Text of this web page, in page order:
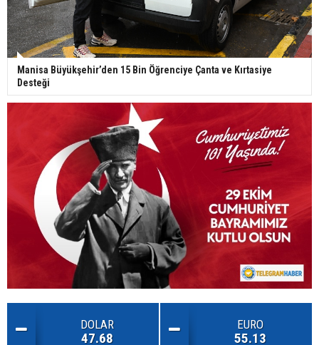
Manisa Büyükşehir’den 15 Bin Öğrenciye Çanta ve Kırtasiye
Desteği
DOLAR
47.68
EURO
55.13